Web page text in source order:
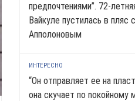
предпочтениями”. 72-
Вайкуле пустилась в пляс с
Апполоновым
ИНТЕРЕСНО
“Он отправляет ее на
она скучает по noкoйномy